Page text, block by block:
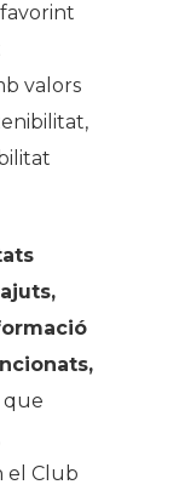
valors
que
el Club